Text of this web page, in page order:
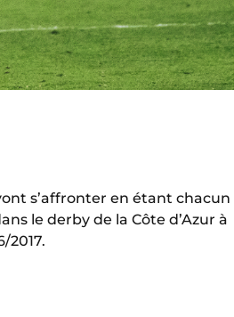
s’affronter en étant chacun
le derby de la Côte d’Azur à
2017.